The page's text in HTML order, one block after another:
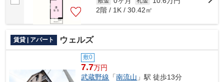
2階 / 1K / 30.42㎡
賃貸 | アパート ウェルズ
敷0
7.7万円
武蔵野線 「南流山 」駅 徒歩13分